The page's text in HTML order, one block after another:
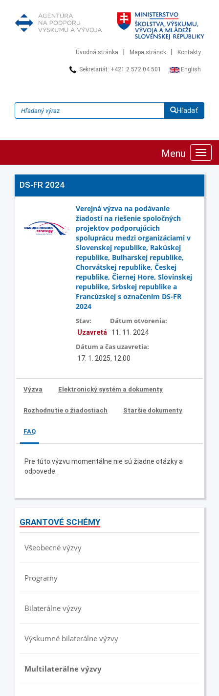
Úvodná stránka Mapa stránok Kontakty
Sekretariát: +421 2 572 04 501 English
Hľadať
Menu
DS-FR 2024
Verejná výzva na podávanie
žiadostí na riešenie spoločných
projektov podporujúcich
spoluprácu medzi organizáciami v
Slovenskej republike, Rakúskej
republike, Bulharskej republike,
Chorvátskej republike, Českej
republike, Čiernej Hore, Slovinskej
republike, Srbskej republike a
Francúzskej s označením DS-FR
2024
Stav:
Uzavretá
Dátum otvorenia:
11. 11. 2024
Dátum a čas uzavretia:
17. 1. 2025, 12:00
Výzva Elektronický systém a dokumenty
Rozhodnutie o žiadostiach Staršie dokumenty
FAQ
Pre túto výzvu momentálne nie sú žiadne otázky a
odpovede.
GRANTOVÉ SCHÉMY
Všeobecné výzvy
Programy
Bilaterálne výzvy
Výskumné bilaterálne výzvy
Multilaterálne výzvy